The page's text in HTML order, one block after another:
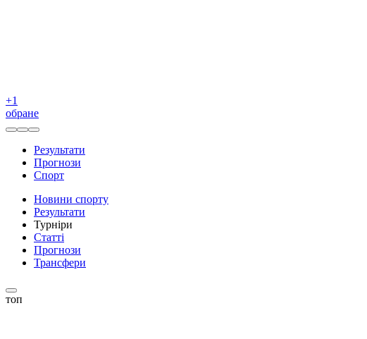
+1
обране
Результати
Прогнози
Спорт
Новини спорту
Результати
Турніри
Статті
Прогнози
Трансфери
топ